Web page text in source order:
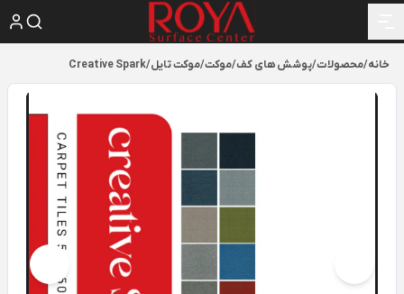
خانه/محصولات/پوشش های کف/موکت/موکت تایل/
Creative Spark